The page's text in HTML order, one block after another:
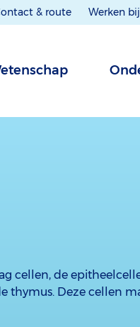
& route Werken bij
cellen, de
thymus. Deze cellen